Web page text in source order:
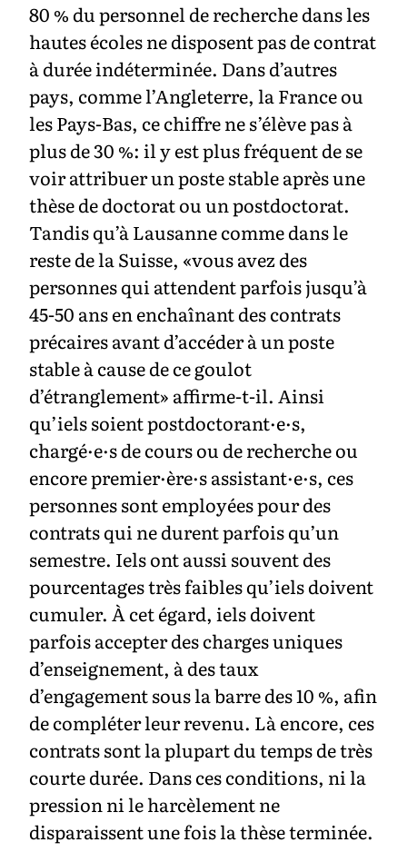
80 % du personnel de recherche dans les
hautes écoles ne disposent pas de contrat
à durée indéterminée. Dans d’autres
pays, comme l’Angleterre, la France ou
les Pays-Bas, ce chiffre ne s’élève pas à
plus de 30 %: il y est plus fréquent de se
voir attribuer un poste stable après une
thèse de doctorat ou un postdoctorat.
Tandis qu’à Lausanne comme dans le
reste de la Suisse, «vous avez des
personnes qui attendent parfois jusqu’à
45-50 ans en enchaînant des contrats
précaires avant d’accéder à un poste
stable à cause de ce goulot
d’étranglement» affirme-t-il. Ainsi
qu’iels soient postdoctorant·e·s,
chargé·e·s de cours ou de recherche ou
encore premier·ère·s assistant·e·s, ces
personnes sont employées pour des
contrats qui ne durent parfois qu’un
semestre. Iels ont aussi souvent des
pourcentages très faibles qu’iels doivent
cumuler. À cet égard, iels doivent
parfois accepter des charges uniques
d’enseignement, à des taux
d’engagement sous la barre des 10 %, afin
de compléter leur revenu. Là encore, ces
contrats sont la plupart du temps de très
courte durée. Dans ces conditions, ni la
pression ni le harcèlement ne
disparaissent une fois la thèse terminée.